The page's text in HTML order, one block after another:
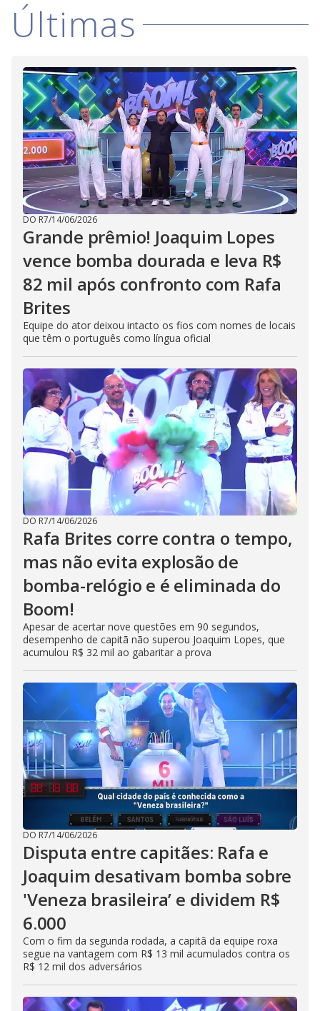
Últimas
DO R7/14/06/2026
Grande prêmio! Joaquim Lopes
vence bomba dourada e leva R$
82 mil após confronto com Rafa
Brites
Equipe do ator deixou intacto os fios com nomes de locais
que têm o português como língua oficial
DO R7/14/06/2026
Rafa Brites corre contra o tempo,
mas não evita explosão de
bomba-relógio e é eliminada do
Boom!
Apesar de acertar nove questões em 90 segundos,
desempenho de capitã não superou Joaquim Lopes, que
acumulou R$ 32 mil ao gabaritar a prova
DO R7/14/06/2026
Disputa entre capitães: Rafa e
Joaquim desativam bomba sobre
'Veneza brasileira’ e dividem R$
6.000
Com o fim da segunda rodada, a capitã da equipe roxa
segue na vantagem com R$ 13 mil acumulados contra os
R$ 12 mil dos adversários